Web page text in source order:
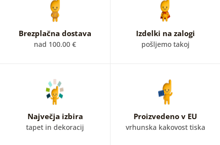
Brezplačna dostava
nad 100.00 €
Izdelki na zalogi
pošljemo takoj
Največja izbira
tapet in dekoracij
Proizvedeno v EU
vrhunska kakovost tiska